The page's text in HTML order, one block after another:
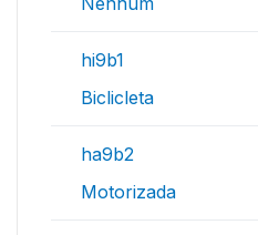
hi9b1
Biclicleta
ha9b2
Motorizada